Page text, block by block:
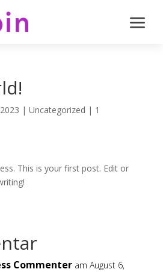
a
| Uncategorized | 1
This is your first post. Edit or
Commenter am August 6,